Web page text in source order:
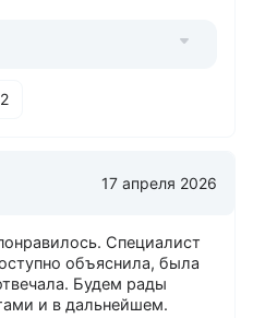
в агентство Курорт26
2
17 апреля 2026
Специалист
объяснила, была
Будем рады
и в дальнейшем.